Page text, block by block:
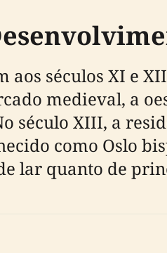
aos séculos XI e
medieval, a
século XIII, a
como Oslo
lar quanto de